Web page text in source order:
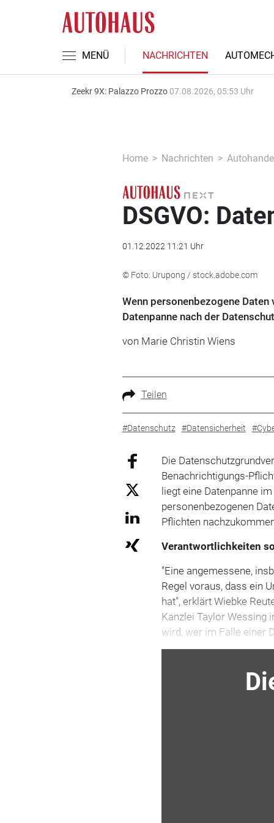
MENÜ NACHRICHTEN
Zeekr 9X: Palazzo Prozzo 07.08.2026, 05:53 Uhr
Home Nachrichten
DSGVO:
01.12.2022 11:21 Uhr
© Foto: Urupong / stock.adobe.com
Wenn personenbezogene
Datenpanne nach der
von Marie Christin Wiens
Teilen
#Datenschutz #Datensicherheit
Die
Benachrichtigungs-
liegt eine Datenpanne
personenbezogenen
Pflichten
Verantwortlichkeiten
"Eine angemessene,
Regel voraus, dass ein
hat", erklärt Wiebke
Kanzlei Taylor Wessing
wird, wer im Falle einer